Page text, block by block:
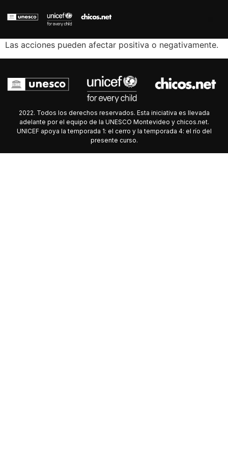
Las acciones pueden afectar positiva o negativamente.
2022. Todos los derechos reservados. Esta iniciativa es llevada
adelante por el equipo de la UNESCO Montevideo y chicos.net.
UNICEF apoya la temporada 1: el cerro y la temporada 4: el río del
presente curso.